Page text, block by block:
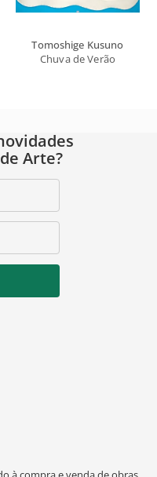
Tomoshige Kusuno
Chuva de Verão
Arte?